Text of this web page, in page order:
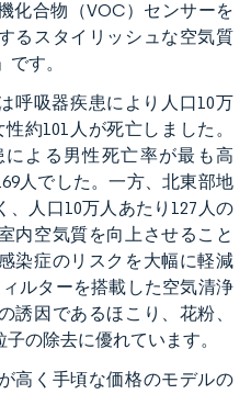
化合物（VOC）センサーを
るスタイリッシュな空気質
です。
呼吸器疾患により人口10万
約101人が死亡しました。
よる男性死亡率が最も高
人でした。一方、北東部地
、人口10万人あたり127人の
内空気質を向上させること
染症のリスクを大幅に軽減
ルターを搭載した空気清浄
誘因であるほこり、花粉、
の除去に優れています。
高く手頃な価格のモデルの